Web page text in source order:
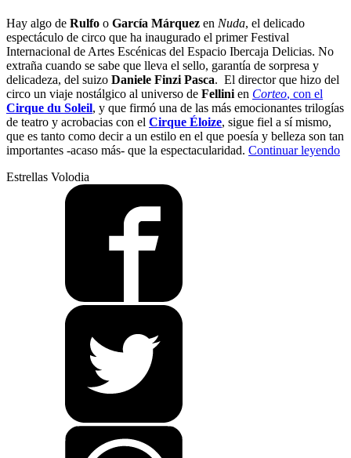
Hay algo de Rulfo o García Márquez en Nuda, el delicado
espectáculo de circo que ha inaugurado el primer Festival
Internacional de Artes Escénicas del Espacio Ibercaja Delicias. No
extraña cuando se sabe que lleva el sello, garantía de sorpresa y
delicadeza, del suizo Daniele Finzi Pasca. El director que hizo del
circo un viaje nostálgico al universo de Fellini en Corteo, con el
Cirque du Soleil, y que firmó una de las más emocionantes trilogías
de teatro y acrobacias con el Cirque Éloize, sigue fiel a sí mismo,
que es tanto como decir a un estilo en el que poesía y belleza son tan
importantes -acaso más- que la espectacularidad. Continuar leyendo
Estrellas Volodia